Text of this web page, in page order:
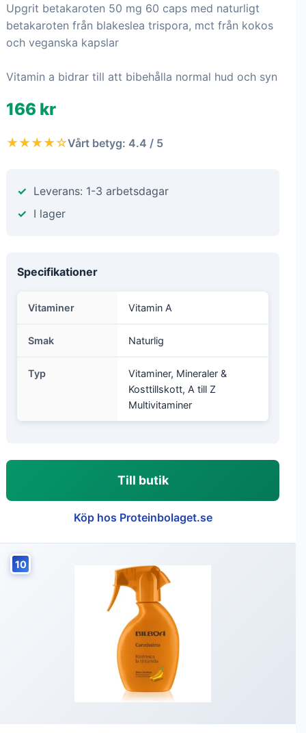
Upgrit betakaroten 50 mg 60 caps med naturligt
betakaroten från blakeslea trispora, mct från kokos
och veganska kapslar
Vitamin a bidrar till att bibehålla normal hud och syn
166 kr
★★★★☆Vårt betyg: 4.4 / 5
Leverans: 1-3 arbetsdagar
I lager
Specifikationer
Vitaminer Vitamin A
Smak Naturlig
Typ
Vitaminer, Mineraler &
Kosttillskott, A till Z
Multivitaminer
Till butik
Köp hos Proteinbolaget.se
10